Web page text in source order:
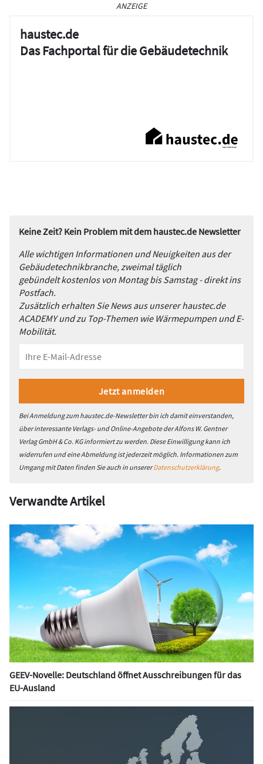
ANZEIGE
haustec.de
Das Fachportal für die Gebäudetechnik
Keine Zeit? Kein Problem mit dem haustec.de Newsletter
Alle wichtigen Informationen und Neuigkeiten aus der
Gebäudetechnikbranche, zweimal täglich
gebündelt kostenlos von Montag bis Samstag - direkt ins
Postfach.
Zusätzlich erhalten Sie News aus unserer haustec.de
ACADEMY und zu Top-Themen wie Wärmepumpen und E-
Mobilität.
Bei Anmeldung zum haustec.de-Newsletter bin ich damit einverstanden,
über interessante Verlags- und Online-Angebote der Alfons W. Gentner
Verlag GmbH & Co. KG informiert zu werden. Diese Einwilligung kann ich
widerrufen und eine Abmeldung ist jederzeit möglich. Informationen zum
Umgang mit Daten finden Sie auch in unsererDatenschutzerklärung.
Verwandte Artikel
GEEV-Novelle: Deutschland öffnet Ausschreibungen für das
EU-Ausland